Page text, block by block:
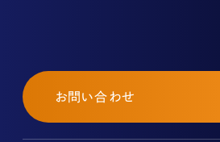
株式・株主情報
個人投資家の皆様へ
よくある質問・用語集
IRメール登録
採用エントリー
お問い合わせ